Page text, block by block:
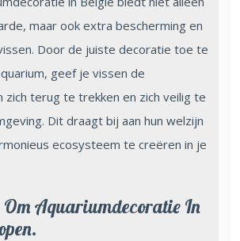
maar ook extra bescherming en
Door de juiste decoratie toe te
geef je vissen de
zich terug te trekken en zich veilig te
Dit draagt bij aan hun welzijn
ecosysteem te creëren in je
Om Aquariumdecoratie In